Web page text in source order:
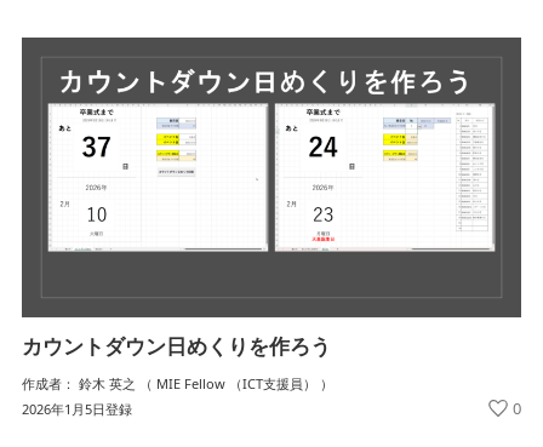
カウントダウン日めくりを作ろう
作成者： 鈴木 英之 （ MIE Fellow （ICT支援員） ）
2026年1月5日登録
0